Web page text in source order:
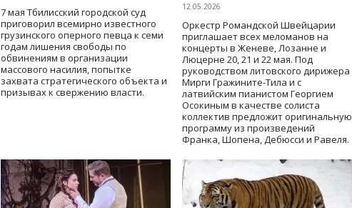
7 мая Тбилисский городской суд
приговорил всемирно известного
грузинского оперного певца к семи
годам лишения свободы по
обвинениям в организации
массового насилия, попытке
захвата стратегического объекта и
призывах к свержению власти.
12.05.2026
Оркестр Романдской Швейцарии
приглашает всех меломанов на
концерты в Женеве, Лозанне и
Люцерне 20, 21 и 22 мая. Под
руководством литовского дирижера
Мирги Гражините-Тила и с
латвийским пианистом Георгием
Осокиным в качестве солиста
коллектив предложит оригинальную
программу из произведений
Франка, Шопена, Дебюсси и Равеля.